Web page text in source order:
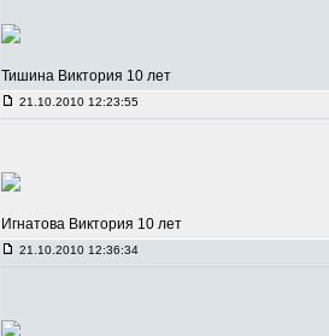
Тишина Виктория 10 лет
21.10.2010 12:23:55
Игнатова Виктория 10 лет
21.10.2010 12:36:34